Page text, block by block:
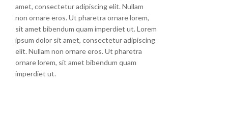
amet, consectetur adipiscing elit. Nullam
non ornare eros. Ut pharetra ornare lorem,
sit amet bibendum quam imperdiet ut. Lorem
ipsum dolor sit amet, consectetur adipiscing
elit. Nullam non ornare eros. Ut pharetra
ornare lorem, sit amet bibendum quam
imperdiet ut.